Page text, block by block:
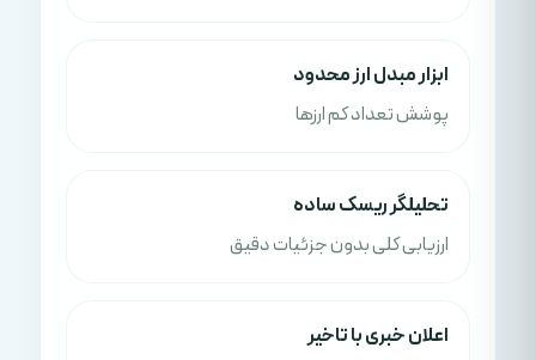
ابزار مبدل ارز محدود
پوشش تعداد کم ارزها
تحلیلگر ریسک ساده
ارزیابی کلی بدون جزئیات دقیق
اعلان خبری با تاخیر